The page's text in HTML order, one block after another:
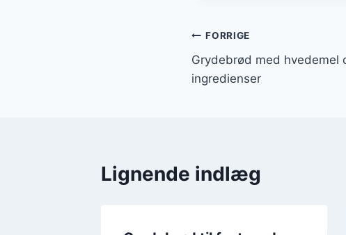
FORRIGE
Grydebrød med hvedemel
ingredienser
Lignende indlæg